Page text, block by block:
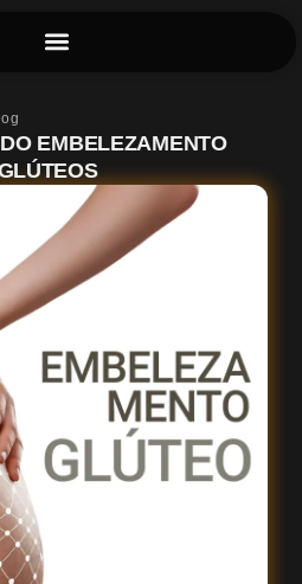
EMBELEZAMENTO